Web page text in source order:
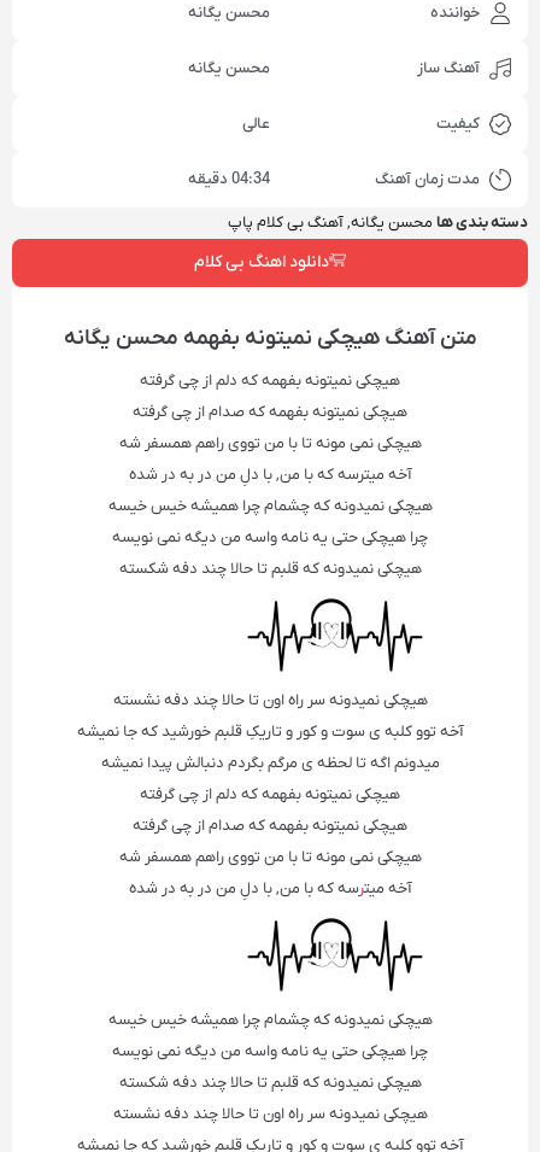
خواننده محسن یگانه
آهنگ ساز محسن یگانه
کیفیت عالی
مدت زمان آهنگ 04:34 دقیقه
دسته بندی ها محسن یگانه,آهنگ بی کلام پاپ
دانلود اهنگ بی کلام
متن آهنگ‌ هیچکی نمیتونه بفهمه محسن یگانه
هیچکی نمیتونه بفهمه که دلم از چی گرفته
هیچکی نمیتونه بفهمه که صدام از چی گرفته
هیچکی نمی مونه تا با من تووی راهم همسفر شه
آخه میترسه که با من, با دلِ من در به در شده
هیچکی نمیدونه که چشمام چرا همیشه خیس خیسه
چرا هیچکی حتی یه نامه واسه من دیگه نمی نویسه
هیچکی نمیدونه که قلبم تا حالا چند دفه شکسته
هیچکی نمیدونه سر راه اون تا حالا چند دفه نشسته
آخه توو کلبه ی سوت و کور و تاریکِ قلبم خورشید که جا نمیشه
میدونم اگه تا لحظه ی مرگم بگردم دنبالش پیدا نمیشه
هیچکی نمیتونه بفهمه که دلم از چی گرفته
هیچکی نمیتونه بفهمه که صدام از چی گرفته
هیچکی نمی مونه تا با من تووی راهم همسفر شه
آخه میترسه که با من, با دلِ من در به در شده
هیچکی نمیدونه که چشمام چرا همیشه خیس خیسه
چرا هیچکی حتی یه نامه واسه من دیگه نمی نویسه
هیچکی نمیدونه که قلبم تا حالا چند دفه شکسته
هیچکی نمیدونه سر راه اون تا حالا چند دفه نشسته
آخه توو کلبه ی سوت و کور و تاریکِ قلبم خورشید که جا نمیشه